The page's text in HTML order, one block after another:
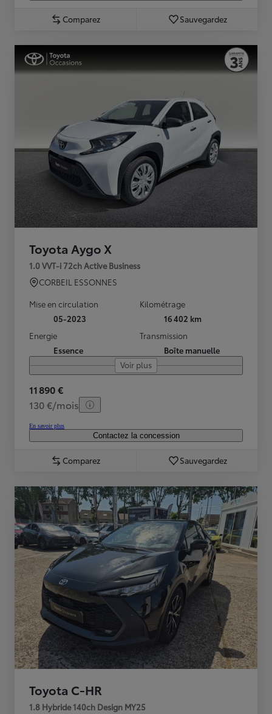
Comparez Sauvegardez
Toyota Aygo X
1.0 VVT-i 72ch Active Business
CORBEIL ESSONNES
Mise en circulation
05-2023
Kilométrage
16 402 km
Energie
Essence
Transmission
Boîte manuelle
Voir plus
11 890 €
130 €/mois
En savoir plus
Contactez la concession
Comparez Sauvegardez
Toyota C-HR
1.8 Hybride 140ch Design MY25